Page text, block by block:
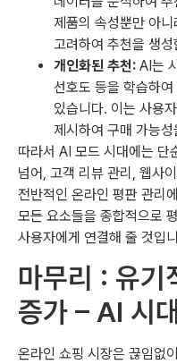
제품의 속성뿐만 아
고려하여 추천을 생
개인화된 추천: AI는
선호도 등을 학습하
있습니다. 이는 사용
제시하여 구매 가능
따라서 AI 모드 시대에는 단
넘어, 고객 리뷰 관리, 웹사
전반적인 온라인 평판 관리
모든 요소들을 종합적으로
사용자에게 연결해 줄 것입
마무리 : 유기
증가 – AI 시
온라인 쇼핑 시장은 끊임없